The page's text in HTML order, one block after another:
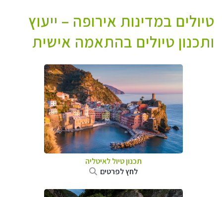
טיולים במדינות אירופה – ייעוץ
ותכנון טיולים בהתאמה אישית
תכנון טיול לאיטליה
לחץ לפרטים